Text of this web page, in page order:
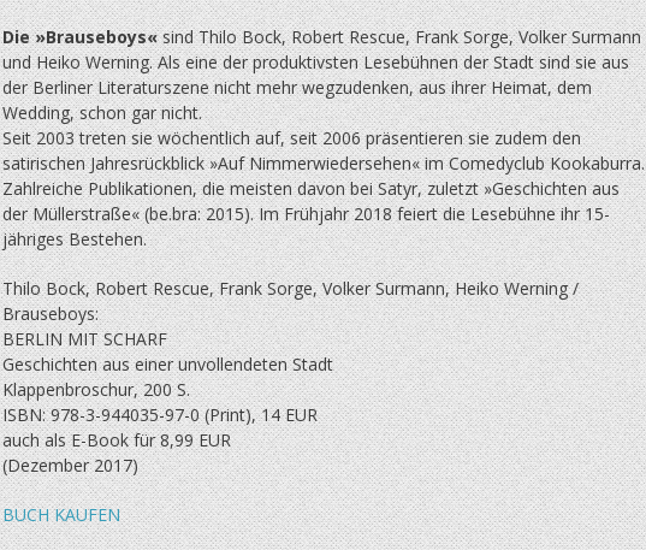
Die »Brauseboys«sind Thilo Bock, Robert Rescue, Frank Sorge, Volker Surmann
und Heiko Werning. Als eine der produktivsten Lesebühnen der Stadt sind sie aus
der Berliner Literaturszene nicht mehr wegzudenken, aus ihrer Heimat, dem
Wedding, schon gar nicht.
Seit 2003 treten sie wöchentlich auf, seit 2006 präsentieren sie zudem den
satirischen Jahresrückblick »Auf Nimmerwiedersehen« im Comedyclub Kookaburra.
Zahlreiche Publikationen, die meisten davon bei Satyr, zuletzt »Geschichten aus
der Müllerstraße« (be.bra: 2015). Im Frühjahr 2018 feiert die Lesebühne ihr 15-
jähriges Bestehen.
Thilo Bock, Robert Rescue, Frank Sorge, Volker Surmann, Heiko Werning /
Brauseboys:
BERLIN MIT SCHARF
Geschichten aus einer unvollendeten Stadt
Klappenbroschur, 200 S.
ISBN: 978-3-944035-97-0 (Print), 14 EUR
auch als E-Book für 8,99 EUR
(Dezember 2017)
BUCH KAUFEN